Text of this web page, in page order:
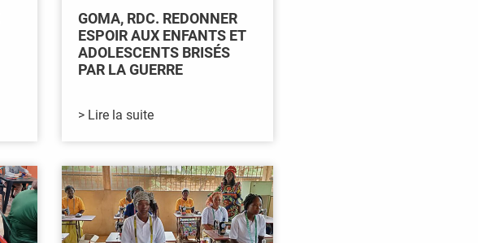
GOMA, RDC. REDONNER
ESPOIR AUX ENFANTS ET
ADOLESCENTS BRISÉS
PAR LA GUERRE
> Lire la suite